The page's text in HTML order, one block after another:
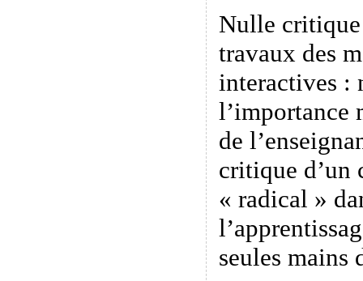
Nulle critique
travaux des
interactives :
l’importance
de
critique d’un
« radical »
seules mains